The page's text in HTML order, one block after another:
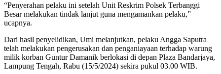
“Penyerahan pelaku ini setelah Unit Reskrim Polsek Terbanggi
Besar melakukan tindak lanjut guna mengamankan pelaku,”
ucapnya.
Dari hasil penyelidikan, Umi melanjutkan, pelaku Angga Saputra
telah melakukan pengerusakan dan penganiayaan terhadap warung
milik korban Guntur Damanik berlokasi di depan Plaza Bandarjaya,
Lampung Tengah, Rabu (15/5/2024) sekira pukul 03.00 WIB.